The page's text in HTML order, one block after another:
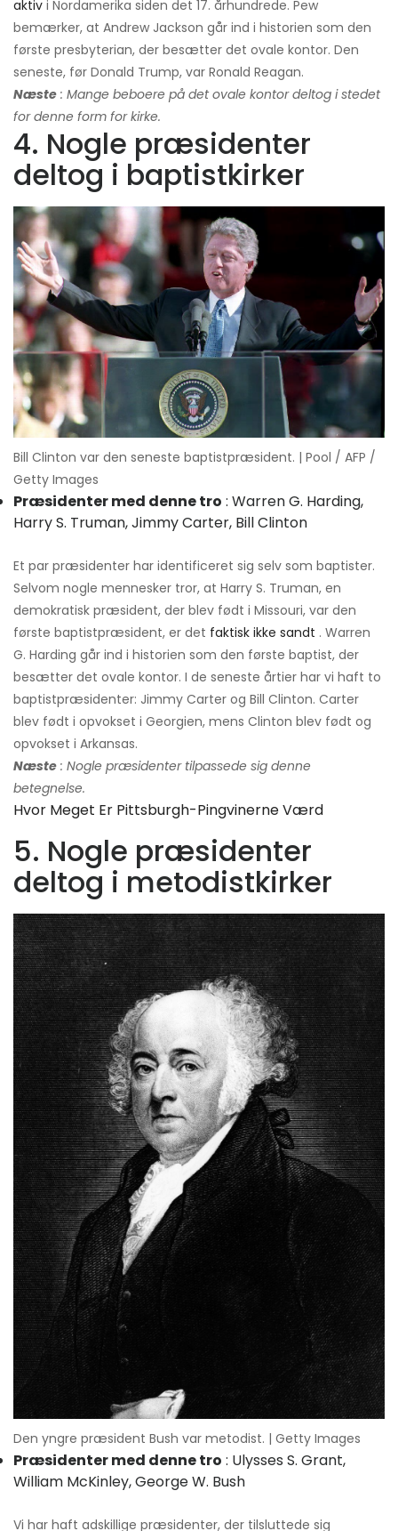
aktiv i Nordamerika siden det 17. århundrede. Pew
bemærker, at Andrew Jackson går ind i historien som den
første presbyterian, der besætter det ovale kontor. Den
seneste, før Donald Trump, var Ronald Reagan.
Næste : Mange beboere på det ovale kontor deltog i stedet
for denne form for kirke.
4. Nogle præsidenter
deltog i baptistkirker
Bill Clinton var den seneste baptistpræsident. | Pool / AFP /
Getty Images
Præsidenter med denne tro : Warren G. Harding,
Harry S. Truman, Jimmy Carter, Bill Clinton
Et par præsidenter har identificeret sig selv som baptister.
Selvom nogle mennesker tror, ​​at Harry S. Truman, en
demokratisk præsident, der blev født i Missouri, var den
første baptistpræsident, er det faktisk ikke sandt . Warren
G. Harding går ind i historien som den første baptist, der
besætter det ovale kontor. I de seneste årtier har vi haft to
baptistpræsidenter: Jimmy Carter og Bill Clinton. Carter
blev født i opvokset i Georgien, mens Clinton blev født og
opvokset i Arkansas.
Næste : Nogle præsidenter tilpassede sig denne
betegnelse.
Hvor Meget Er Pittsburgh-Pingvinerne Værd
5. Nogle præsidenter
deltog i metodistkirker
Den yngre præsident Bush var metodist. | Getty Images
Præsidenter med denne tro : Ulysses S. Grant,
William McKinley, George W. Bush
Vi har haft adskillige præsidenter, der tilsluttede sig